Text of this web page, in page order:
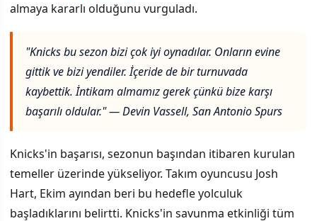
almaya kararlı olduğunu vurguladı.
"Knicks bu sezon bizi çok iyi oynadılar. Onların evine
gittik ve bizi yendiler. İçeride de bir turnuvada
kaybettik. İntikam almamız gerek çünkü bize karşı
başarılı oldular." — Devin Vassell, San Antonio Spurs
Knicks'in başarısı, sezonun başından itibaren kurulan
temeller üzerinde yükseliyor. Takım oyuncusu Josh
Hart, Ekim ayından beri bu hedefle yolculuk
başladıklarını belirtti. Knicks'in savunma etkinliği tüm